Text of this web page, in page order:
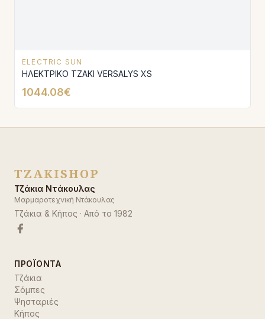
ELECTRIC SUN
ΗΛΕΚΤΡΙΚΟ ΤΖΑΚΙ VERSALYS XS
1044.08€
TZAKISHOP
Τζάκια Ντάκουλας
Μαρμαροτεχνική Ντάκουλας
Τζάκια & Κήπος · Από το 1982
ΠΡΟΪΌΝΤΑ
Τζάκια
Σόμπες
Ψησταριές
Κήπος